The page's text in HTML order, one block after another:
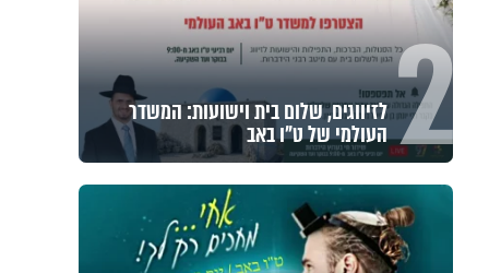
2 לזיווגים, שלום בית וישועות: המשדר
העולמי של ט"ו באב